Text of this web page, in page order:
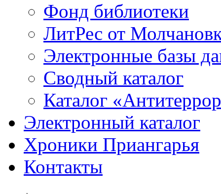
Фонд библиотеки
ЛитРес от
Электронные базы
Сводный каталог
Каталог
Электронный каталог
Хроники Приангарья
Контакты